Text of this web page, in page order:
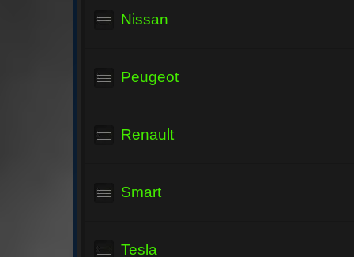
Nissan
Peugeot
Renault
Smart
Tesla